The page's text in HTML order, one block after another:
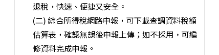
退稅，快速、便捷又安全。
(二) 綜合所得稅網路申報，可下載查調資料稅額
估算表，確認無誤後申報上傳；如不採用，可編
修資料完成申報。